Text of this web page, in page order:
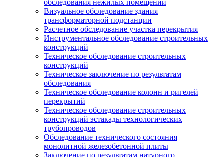
обследования нежилых помещений
Визуальное обследование здания
трансформаторной подстанции
Расчетное обследование участка перекрытия
Инструментальное обследование строительных
конструкций
Техническое обследование строительных
конструкций
Техническое заключение по результатам
обследования
Техническое обследование колонн и ригелей
перекрытий
Техническое обследование строительных
конструкций эстакады технологических
трубопроводов
Обследование технического состояния
монолитной железобетонной плиты
Заключение по результатам натурного